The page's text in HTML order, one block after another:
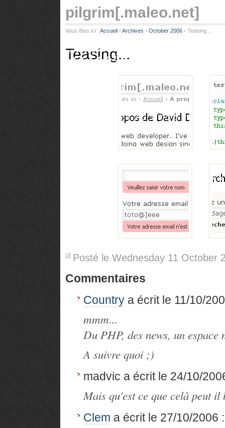
pilgrim[.maleo.net]
Vous êtes ici : Accueil › Archives › October 2006 › Teasing...
Teasing...
Posté le Wednesday 11 October
Commentaires
Country a écrit le 11/10/
mmm...
Du PHP, des news, un espace
A suivre quoi ;)
madvic a écrit le 24/10/
Mais qu'est ce que celà peut il
Clem a écrit le 27/10/2006 :